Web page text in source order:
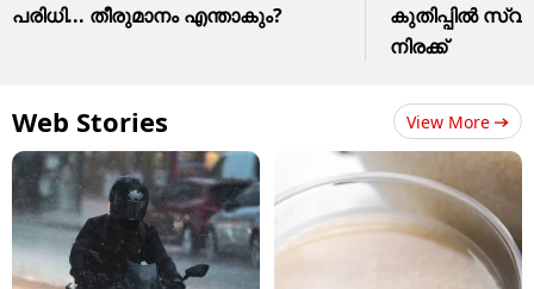
പരിധി... തീരുമാനം എന്താകും?
കുതിപ്പിൽ
നിരക്ക്
Web Stories View More